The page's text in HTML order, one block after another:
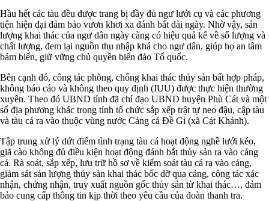
Hầu hết các tàu đều được trang bị đầy đủ ngư lưới cụ và các phương
tiện hiện đại đảm bảo vươn khơi xa đánh bắt dài ngày. Nhờ vậy, sản
lượng khai thác của ngư dân ngày càng có hiệu quả kể về số lượng và
chất lượng, đem lại nguồn thu nhập khá cho ngư dân, giúp họ an tâm
bám biển, giữ vững chủ quyền biển đảo Tổ quốc.
Bên cạnh đó, công tác phòng, chống khai thác thủy sản bất hợp pháp,
không báo cáo và không theo quy định (IUU) được thực hiện thường
xuyên. Theo đó UBND tỉnh đã chỉ đạo UBND huyện Phù Cát và một
số địa phương khác trong tỉnh tổ chức sắp xếp trật tự neo đậu, cập tàu
và tàu cá ra vào thuộc vùng nước Cảng cá Đề Gi (xã Cát Khánh).
Tập trung xử lý dứt điểm tình trạng tàu cá hoạt động nghề lưới kéo,
giã cào không đủ điều kiện hoạt động đánh bắt thủy sản ra vào cảng
cá. Rà soát, sắp xếp, lưu trữ hồ sơ về kiểm soát tàu cá ra vào cảng,
giám sát sản lượng thủy sản khai thác bốc dỡ qua cảng, công tác xác
nhận, chứng nhận, truy xuất nguồn gốc thủy sản từ khai thác…, đảm
bảo cung cấp thông tin kịp thời theo yêu cầu của đoàn thanh tra.